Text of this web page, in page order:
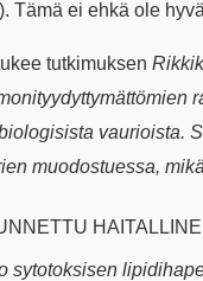
Tämä ei ehkä ole
tutkimuksen
vaurioista.
muodostuessa,
sytotoksisen